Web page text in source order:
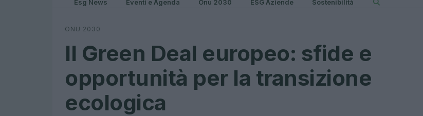
Esg News Eventi e Agenda Onu 2030 ESG Aziende Sostenibilità
ONU 2030
Il Green Deal europeo: sfide e
opportunità per la transizione
ecologica